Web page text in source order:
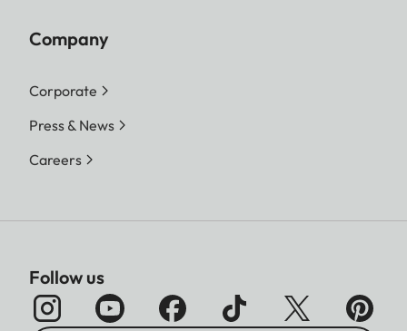
Company
Corporate
Press & News
Careers
Follow us